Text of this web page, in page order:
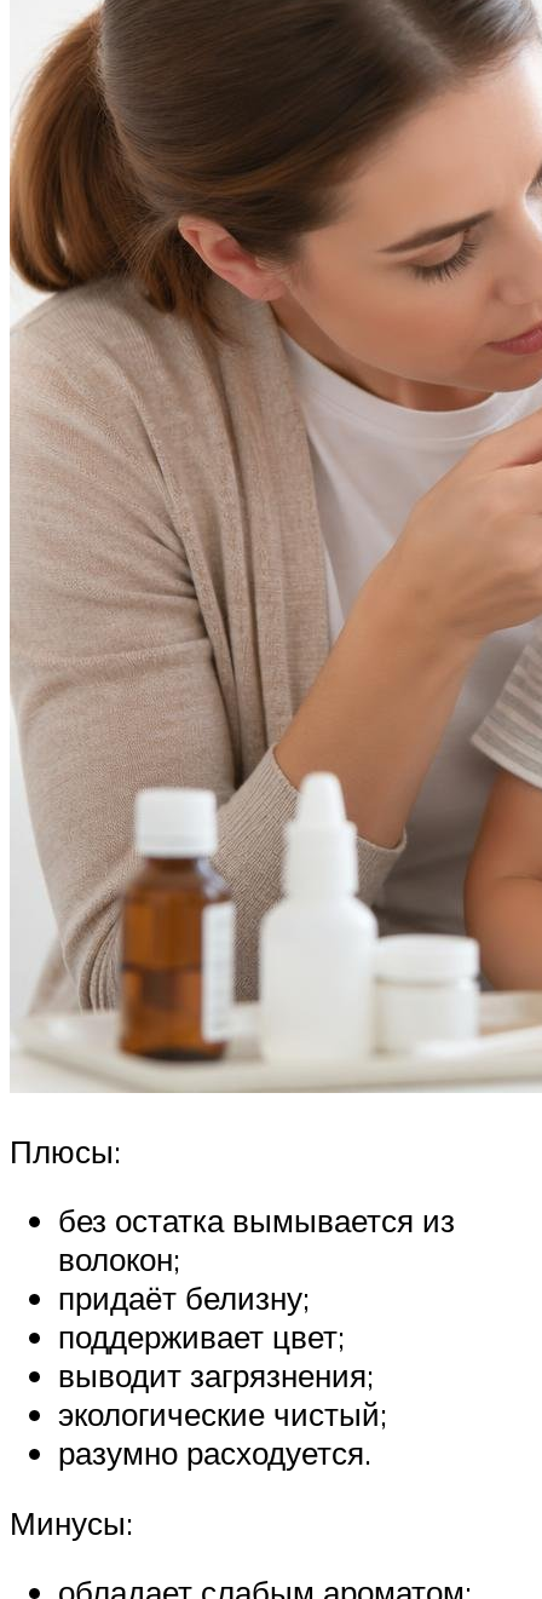
Плюсы:
без остатка вымывается из
волокон;
придаёт белизну;
поддерживает цвет;
выводит загрязнения;
экологические чистый;
разумно расходуется.
Минусы: